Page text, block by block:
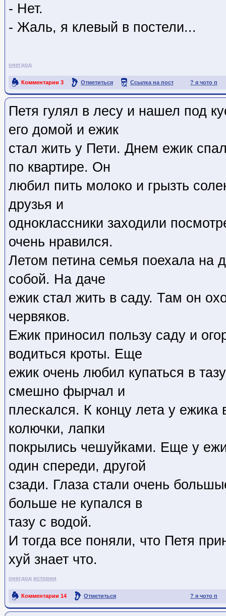
- Нет.
- Жаль, я клевый в постели...
онегдод
? я чото п
Комментарии 3 Отметиться Ссылка на пост
Петя гулял в лесу и нашел под
его домой и ежик
стал жить у Пети. Днем ежик
по квартире. Он
любил пить молоко и грызть
друзья и
одноклассники заходили
очень нравился.
Летом петина семья поехала на
собой. Hа даче
ежик стал жить в саду. Там он
червяков.
Ежик приносил пользу саду и
водиться кроты. Еще
ежик очень любил купаться в
смешно фырчал и
плескался. К концу лета у
колючки, лапки
покрылись чешуйками. Еще у
один спереди, другой
сзади. Глаза стали очень
больше не купался в
тазу с водой.
И тогда все поняли, что Петя
хуй знает что.
онегдод истории
? я чото п
Комментарии 14 Отметиться
Ссылка на пост